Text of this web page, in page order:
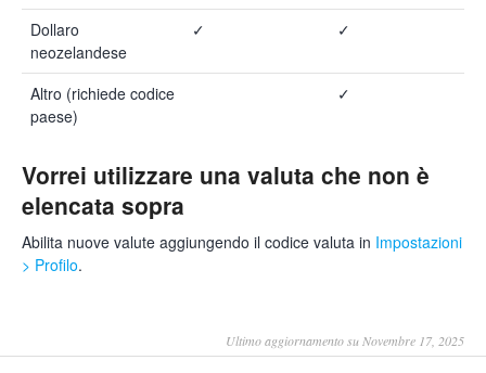
Dollaro
neozelandese
✓ ✓
Altro (richiede codice
paese)
✓
Vorrei utilizzare una valuta che non è
elencata sopra
Abilita nuove valute aggiungendo il codice valuta in Impostazioni
> Profilo.
Ultimo aggiornamento su Novembre 17, 2025